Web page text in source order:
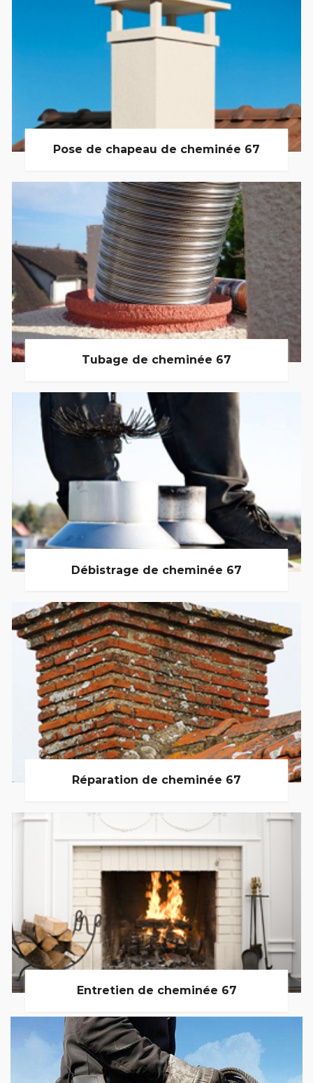
Pose de chapeau de cheminée 67
Tubage de cheminée 67
Débistrage de cheminée 67
Réparation de cheminée 67
Entretien de cheminée 67